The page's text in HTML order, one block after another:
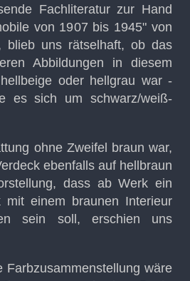
Fachliteratur zur Hand
von 1907 bis 1945" von
blieb uns rätselhaft, ob das
Abbildungen in diesem
oder hellgrau war -
es sich um schwarz/weiß-
ohne Zweifel braun war,
ebenfalls auf hellbraun
dass ab Werk ein
mit einem braunen Interieur
sein soll, erschien uns
Farbzusammenstellung wäre